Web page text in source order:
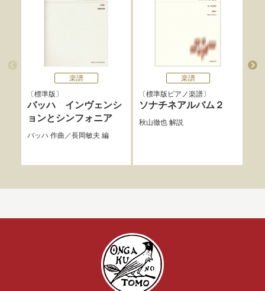
楽譜
標準版
バッハ インヴェンシ
ョンとシンフォニア
バッハ作曲／長岡敏夫 編
楽譜
標準版ピアノ楽譜
ソナチネアルバム２
秋山徹也解説